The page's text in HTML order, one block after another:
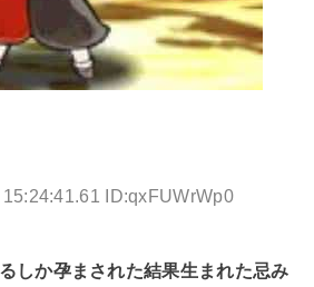
ID:qxFUWrWp0
しか孕まされた結果生まれた忌み